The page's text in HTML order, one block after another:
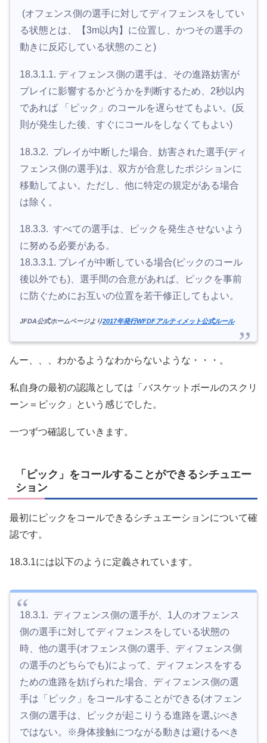
(オフェンス側の選手に対してディフェンスをしてい
る状態とは、【3m以内】に位置し、かつその選手の
動きに反応している状態のこと)
18.3.1.1. ディフェンス側の選手は、その進路妨害が
プレイに影響するかどうかを判断するため、2秒以内
であれば 「ピック」のコールを遅らせてもよい。(反
則が発生した後、すぐにコールをしなくてもよい)
18.3.2. プレイが中断した場合、妨害された選手(ディ
フェンス側の選手)は、双方が合意したポジションに
移動してよい。ただし、他に特定の規定がある場合
は除く。
18.3.3. すべての選手は、ピックを発生させないよう
に努める必要がある。
18.3.3.1. プレイが中断している場合(ピックのコール
後以外でも)、選手間の合意があれば、ピックを事前
に防ぐためにお互いの位置を若干修正してもよい。
JFDA公式ホームページより2017年発行WFDFアルティメット公式ルール
んー、、、わかるようなわからないような・・・。
私自身の最初の認識としては「バスケットボールのスクリ
ーン＝ピック」という感じでした。
一つずつ確認していきます。
「ピック」をコールすることができるシチュエー
ション
最初にピックをコールできるシチュエーションについて確
認です。
18.3.1には以下のように定義されています。
18.3.1. ディフェンス側の選手が、1人のオフェンス
側の選手に対してディフェンスをしている状態の
時、他の選手(オフェンス側の選手、ディフェンス側
の選手のどちらでも)によって、ディフェンスをする
ための進路を妨げられた場合、ディフェンス側の選
手は「ピック」をコールすることができる(オフェン
ス側の選手は、ピックが起こりうる進路を選ぶべき
ではない。※身体接触につながる動きは避けるべき